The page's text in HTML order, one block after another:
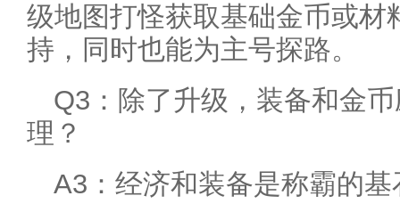
级地图打怪获取基础金币或材
持，同时也能为主号探路。
Q3：除了升级，装备和金
理？
A3：经济和装备是称霸的基